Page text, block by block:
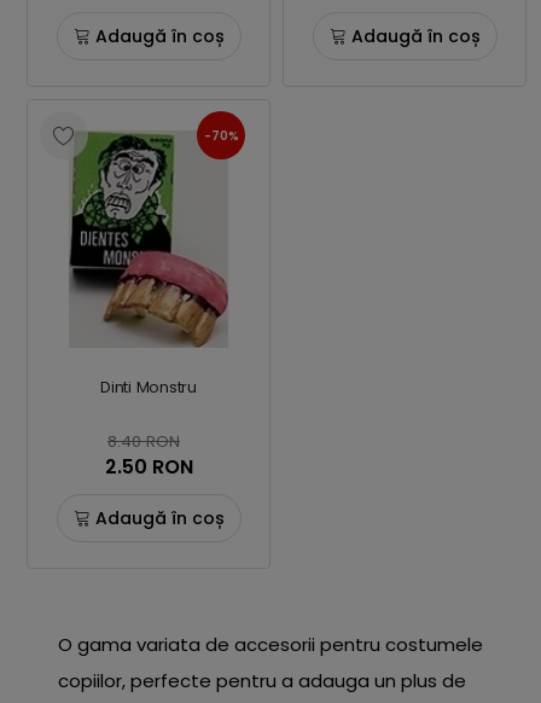
Adaugă în coș Adaugă în coș
-70%
Dinti Monstru
8.40 RON
2.50 RON
Adaugă în coș
O gama variata de accesorii pentru costumele
copiilor, perfecte pentru a adauga un plus de